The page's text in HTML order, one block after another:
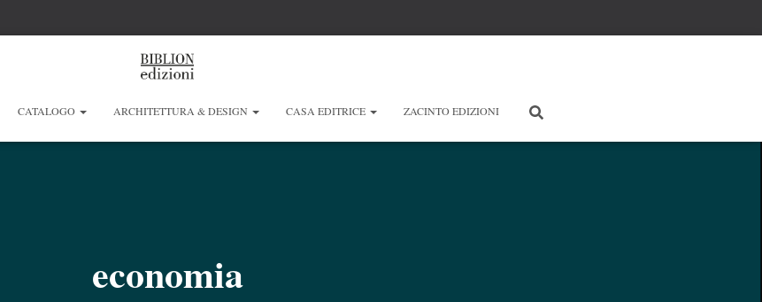
CATALOGO ARCHITETTURA & DESIGN CASA EDITRICE ZACINTO EDIZIONI
economia